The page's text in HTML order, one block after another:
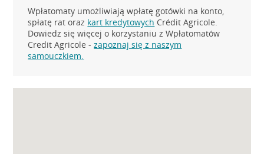
Wpłatomaty umożliwiają wpłatę gotówki na konto,
spłatę rat oraz kart kredytowych Crédit Agricole.
Dowiedz się więcej o korzystaniu z Wpłatomatów
Credit Agricole -zapoznaj się z naszym
samouczkiem.